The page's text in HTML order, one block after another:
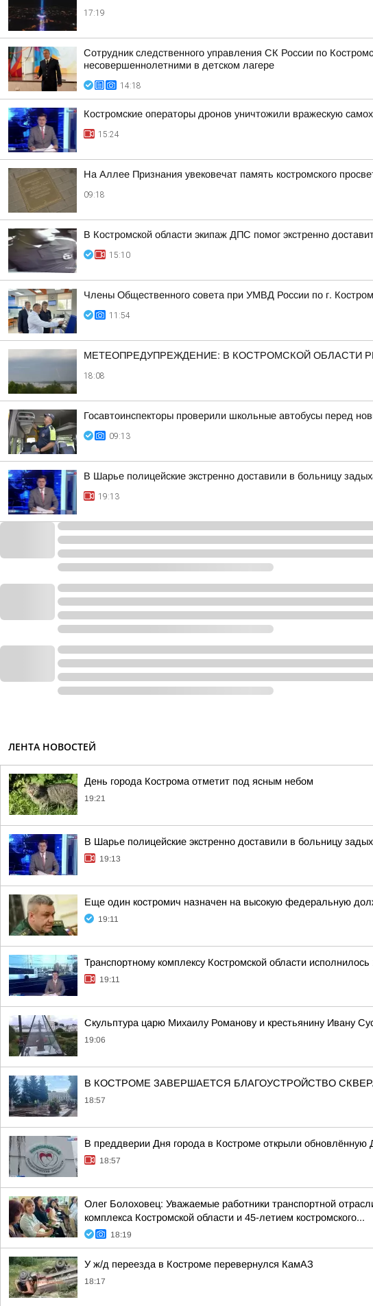
17:19
Сотрудник следственного управления СК России по
несовершеннолетними в детском лагере
14:18
Костромские операторы дронов уничтожили вражескую
15:24
На Аллее Признания увековечат память костромского
09:18
В Костромской области экипаж ДПС помог экстренно
15:10
Члены Общественного совета при УМВД России по г.
11:54
МЕТЕОПРЕДУПРЕЖДЕНИЕ: В КОСТРОМСКОЙ ОБЛАСТИ
18:08
Госавтоинспекторы проверили школьные автобусы перед
09:13
В Шарье полицейские экстренно доставили в больницу
19:13
ЛЕНТА НОВОСТЕЙ
День города Кострома отметит под ясным небом
19:21
В Шарье полицейские экстренно доставили в больницу
19:13
Еще один костромич назначен на высокую федеральную
19:11
Транспортному комплексу Костромской области исполнилось
19:11
Скульптура царю Михаилу Романову и крестьянину Ивану
19:06
В КОСТРОМЕ ЗАВЕРШАЕТСЯ БЛАГОУСТРОЙСТВО
18:57
В преддверии Дня города в Костроме открыли обновлённую
18:57
Олег Болоховец: Уважаемые работники транспортной
комплекса Костромской области и 45-летием костромского...
18:19
У ж/д переезда в Костроме перевернулся КамАЗ
18:17